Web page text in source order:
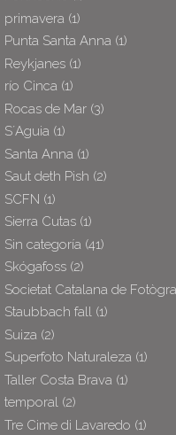
primavera (1)
Punta Santa Anna (1)
Reykjanes (1)
río Cinca (1)
Rocas de Mar (3)
S´Aguia (1)
Santa Anna (1)
Saut deth Pish (2)
SCFN (1)
Sierra Cutas (1)
Sin categoría (41)
Skógafoss (2)
Societat Catalana de
Staubbach fall (1)
Suiza (2)
Superfoto Naturaleza (1)
Taller Costa Brava (1)
temporal (2)
Tre Cime di Lavaredo (1)